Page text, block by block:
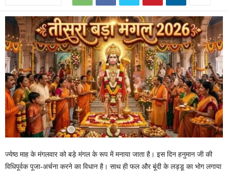
ज्येष्ठ माह के मंगलवार को बड़े मंगल के रूप में मनाया जाता है। इस दिन हनुमान जी की
विधिपूर्वक पूजा-अर्चना करने का विधान है। साथ ही फल और बूंदी के लड्डू का भोग लगाया